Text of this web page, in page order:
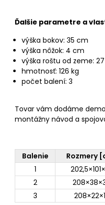
Ďalšie parametre a
výška bokov: 35 cm
výška nôžok: 4 cm
výška roštu od zeme:
hmotnosť: 126 kg
počet balení: 3
Tovar vám dodáme
montážny návod a
Balenie Rozmery
1
2
3